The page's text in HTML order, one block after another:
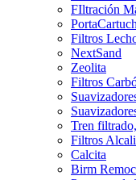
FIltración
Filtros
NextSand
Zeolita
Filtros
Tren
Filtros
Calcita
Birm